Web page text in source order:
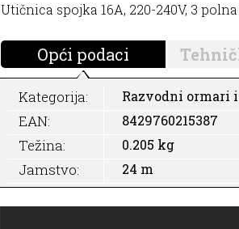
Utičnica spojka 16A, 220-240V, 3
Opći podaci
Kategorija: Razvodni ormari
EAN: 8429760215387
Težina: 0.205 kg
Jamstvo: 24 m